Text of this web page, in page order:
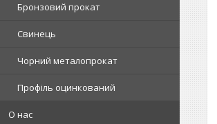
Бронзовий прокат
Свинець
Чорний металопрокат
Профіль оцинкований
О нас